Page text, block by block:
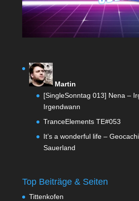
Martin
[SingleSonntag 013] Nena –
Irgendwann
TranceElements TE#053
It’s a wonderful life –
Sauerland
Top Beiträge & Seiten
Tittenkofen